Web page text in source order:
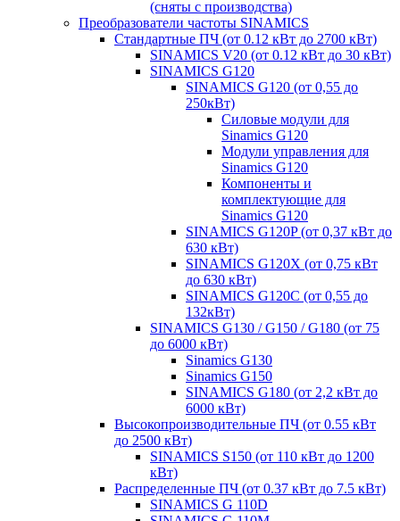
(сняты с производства)
Преобразователи частоты SINAMICS
Стандартные ПЧ (от 0.12 кВт до 2700 кВт)
SINAMICS V20 (от 0.12 кВт до 30 кВт)
SINAMICS G120
SINAMICS G120 (от 0,55 до
250кВт)
Силовые модули для
Sinamics G120
Модули управления для
Sinamics G120
Компоненты и
комплектующие для
Sinamics G120
SINAMICS G120P (от 0,37 кВт до
630 кВт)
SINAMICS G120X (от 0,75 кВт
до 630 кВт)
SINAMICS G120C (от 0,55 до
132кВт)
SINAMICS G130 / G150 / G180 (от 75
до 6000 кВт)
Sinamics G130
Sinamics G150
SINAMICS G180 (от 2,2 кВт до
6000 кВт)
Высокопроизводительные ПЧ (от 0.55 кВт
до 2500 кВт)
SINAMICS S150 (от 110 кВт до 1200
кВт)
Распределенные ПЧ (от 0.37 кВт до 7.5 кВт)
SINAMICS G 110D